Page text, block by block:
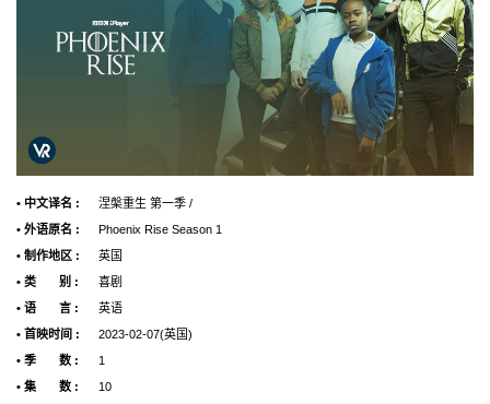
• 中文译名 :
涅槃重生 第一季 /
• 外语原名 :
Phoenix Rise Season 1
• 制作地区 :
英国
• 类 别 :
喜剧
• 语 言 :
英语
• 首映时间 :
2023-02-07(英国)
• 季 数 :
1
• 集 数 :
10